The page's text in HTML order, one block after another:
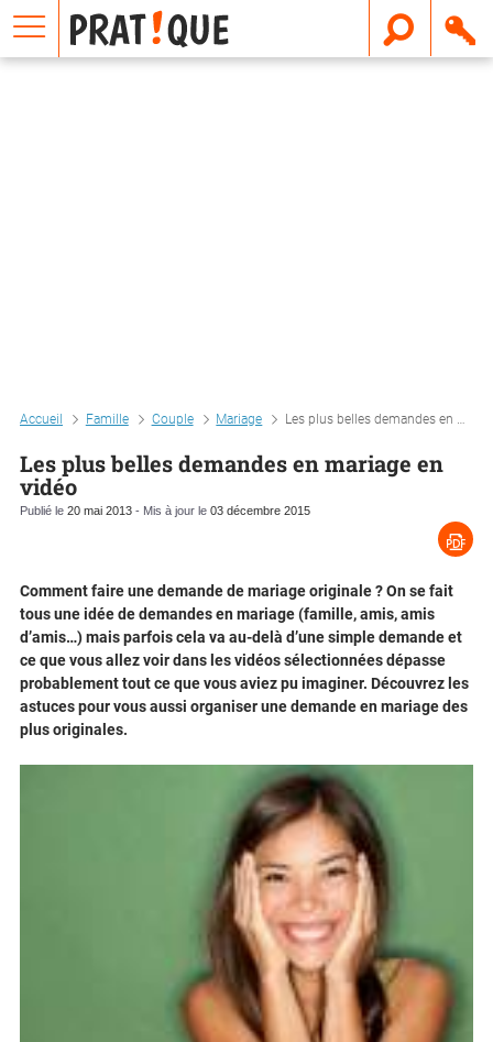
Accueil Famille Couple Mariage Les plus belles demandes en mariage en vidéo
Les plus belles demandes en mariage en
vidéo
Publié le 20 mai 2013 - Mis à jour le 03 décembre 2015
Comment faire une demande de mariage originale ? On se fait
tous une idée de demandes en mariage (famille, amis, amis
d’amis…) mais parfois cela va au-delà d’une simple demande et
ce que vous allez voir dans les vidéos sélectionnées dépasse
probablement tout ce que vous aviez pu imaginer. Découvrez les
astuces pour vous aussi organiser une demande en mariage des
plus originales.
E
m
a